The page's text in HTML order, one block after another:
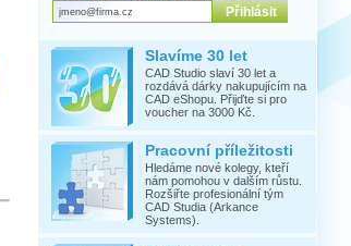
Slavíme 30 let
CAD Studio slaví 30 let a
rozdává dárky nakupujícím na
CAD eShopu. Přijďte si pro
voucher na 3000 Kč.
Pracovní příležitosti
Hledáme nové kolegy, kteří
nám pomohou v dalším růstu.
Rozšiřte profesionální tým
CAD Studia (Arkance
Systems).